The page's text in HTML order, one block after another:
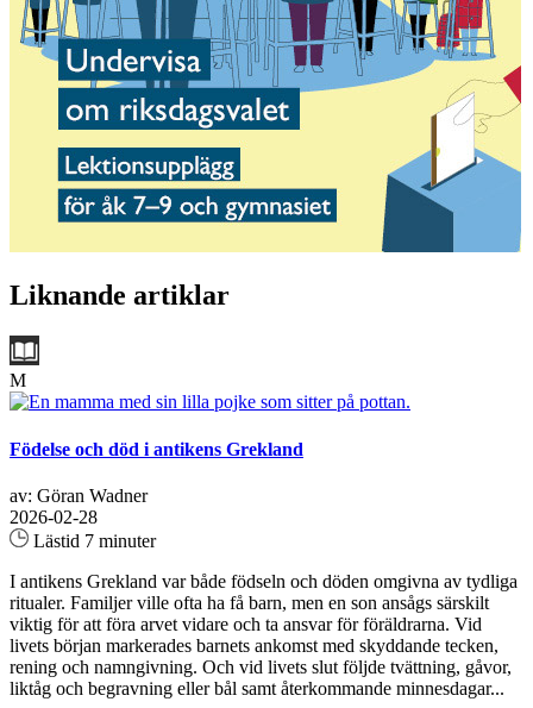
Liknande artiklar
M
Födelse och död i antikens Grekland
av: Göran Wadner
2026-02-28
Lästid 7 minuter
I antikens Grekland var både födseln och döden omgivna av tydliga
ritualer. Familjer ville ofta ha få barn, men en son ansågs särskilt
viktig för att föra arvet vidare och ta ansvar för föräldrarna. Vid
livets början markerades barnets ankomst med skyddande tecken,
rening och namngivning. Och vid livets slut följde tvättning, gåvor,
liktåg och begravning eller bål samt återkommande minnesdagar...